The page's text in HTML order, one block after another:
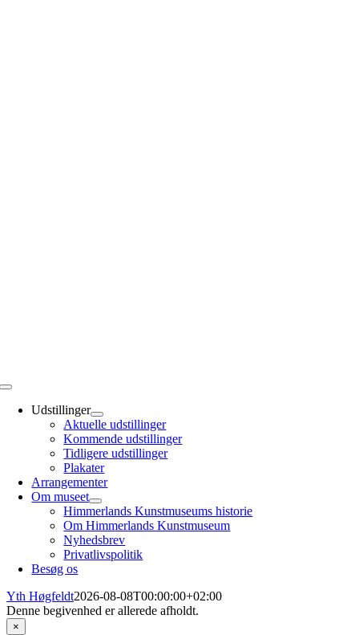
Toggle
NavigationUdstillinger
Aktuelle udstillinger
Kommende udstillinger
Tidligere udstillinger
Plakater
Arrangementer
Om museet
Himmerlands Kunstmuseums historie
Om Himmerlands Kunstmuseum
Nyhedsbrev
Privatlivspolitik
Besøg os
Yth Høgfeldt2026-08-08T00:00:00+02:00
Denne begivenhed er allerede afholdt.
×